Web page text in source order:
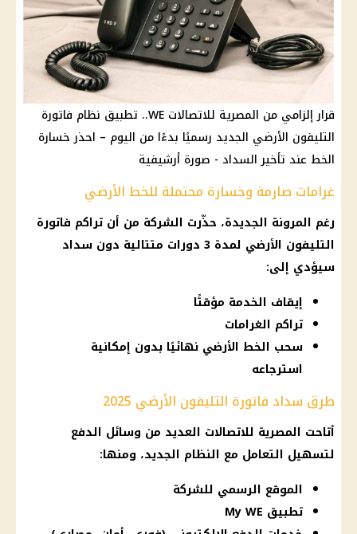
قرار إلزامي من المصرية للاتصالات WE.. تطبيق نظام فاتورة
التليفون الأرضي الجديد رسميًا بدءًا من اليوم – احذر خسارة
الخط عند تأخير السداد - صورة أرشيفية
غرامات صارمة وخسارة محتملة للخط الأرضي
رغم المرونة الجديدة، حذّرت الشركة من أن تراكم فاتورة
التليفون الأرضي لمدة 3 دورات متتالية دون سداد
سيؤدي إلى:
إيقاف الخدمة مؤقتًا
تراكم الغرامات
سحب الخط الأرضي نهائيًا بدون إمكانية
استرجاعه
طرق سداد فاتورة التليفون الأرضي 2025
أتاحت المصرية للاتصالات العديد من وسائل الدفع
لتسهيل التعامل مع النظام الجديد، ومنها:
الموقع الرسمي للشركة
تطبيق My WE